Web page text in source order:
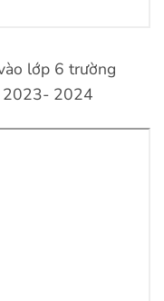
lớp 6 trường
2023- 2024